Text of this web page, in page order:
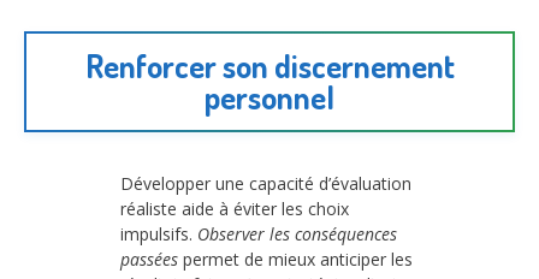
Renforcer son discernement
personnel
Développer une capacité d’évaluation
réaliste aide à éviter les choix
impulsifs. Observer les conséquences
passées permet de mieux anticiper les